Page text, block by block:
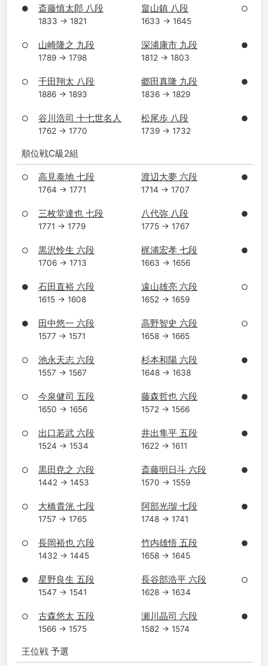
● 斎藤慎太郎 八段
1833 → 1821
畠山鎮 八段
1633 → 1645
○
○ 山崎隆之 九段
1789 → 1798
深浦康市 九段
1812 → 1803
●
○ 千田翔太 八段
1886 → 1893
郷田真隆 九段
1836 → 1829
●
○ 谷川浩司 十七世名人
1762 → 1770
松尾歩 八段
1739 → 1732
●
順位戦C級2組
○ 高見泰地 七段
1764 → 1771
渡辺大夢 六段
1714 → 1707
●
○ 三枚堂達也 七段
1771 → 1779
八代弥 八段
1775 → 1767
●
○ 黒沢怜生 六段
1706 → 1713
梶浦宏孝 七段
1663 → 1656
●
● 石田直裕 六段
1615 → 1608
遠山雄亮 六段
1652 → 1659
○
● 田中悠一 六段
1577 → 1571
高野智史 六段
1658 → 1665
○
○ 池永天志 六段
1557 → 1567
杉本和陽 六段
1648 → 1638
●
○ 今泉健司 五段
1650 → 1656
藤森哲也 六段
1572 → 1566
●
○ 出口若武 六段
1524 → 1534
井出隼平 五段
1622 → 1611
●
○ 黒田尭之 六段
1442 → 1453
斎藤明日斗 六段
1570 → 1559
●
○ 大橋貴洸 七段
1757 → 1765
阿部光瑠 七段
1748 → 1741
●
○ 長岡裕也 六段
1432 → 1445
竹内雄悟 五段
1658 → 1645
●
● 星野良生 五段
1547 → 1541
長谷部浩平 六段
1628 → 1634
○
○ 古森悠太 五段
1566 → 1575
瀬川晶司 六段
1582 → 1574
●
王位戦 予選